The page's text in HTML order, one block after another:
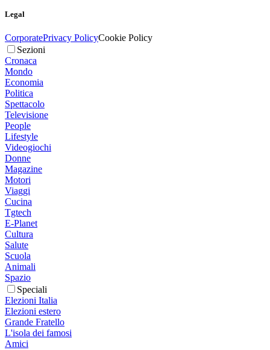
Legal
CorporatePrivacy PolicyCookie Policy
Sezioni
Cronaca
Mondo
Economia
Politica
Spettacolo
Televisione
People
Lifestyle
Videogiochi
Donne
Magazine
Motori
Viaggi
Cucina
Tgtech
E-Planet
Cultura
Salute
Scuola
Animali
Spazio
Speciali
Elezioni Italia
Elezioni estero
Grande Fratello
L'isola dei famosi
Amici